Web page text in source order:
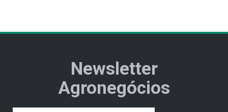
Newsletter
Agronegócios